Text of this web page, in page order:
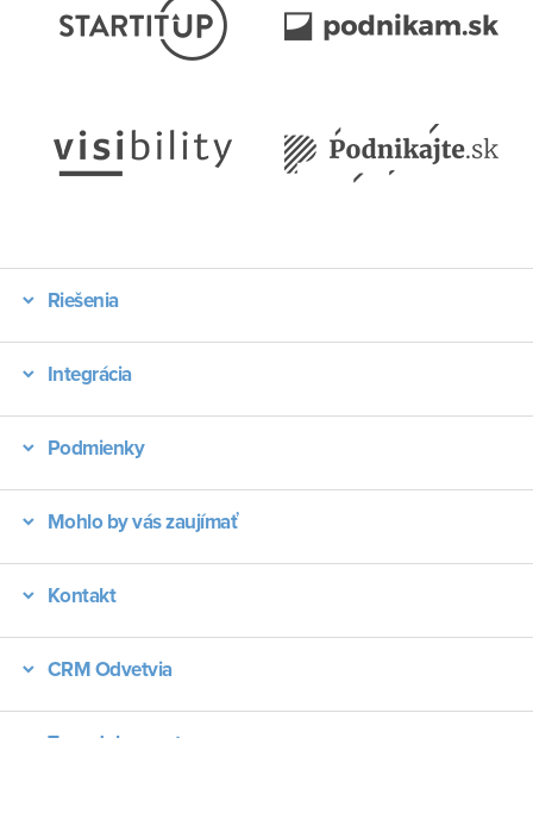
Riešenia
Integrácia
Podmienky
Mohlo by vás zaujímať
Kontakt
CRM Odvetvia
Typy dokumentov